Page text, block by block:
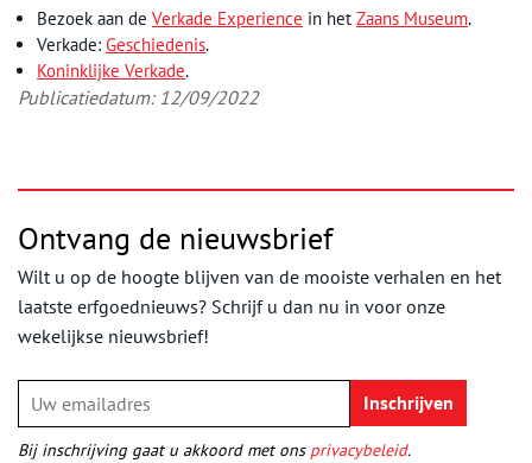
Bezoek aan de Verkade Experience in het Zaans Museum.
Verkade: Geschiedenis.
Koninklijke Verkade.
Publicatiedatum: 12/09/2022
Ontvang de nieuwsbrief
Wilt u op de hoogte blijven van de mooiste verhalen en het
laatste erfgoednieuws? Schrijf u dan nu in voor onze
wekelijkse nieuwsbrief!
Bij inschrijving gaat u akkoord met ons privacybeleid.